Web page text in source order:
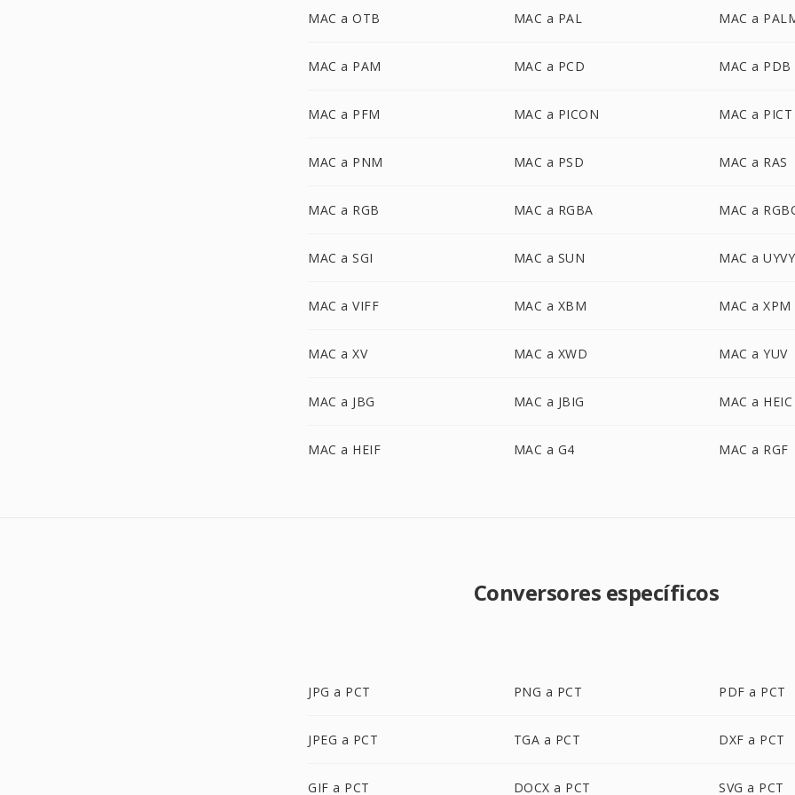
MAC a OTB MAC a PAL MAC a
MAC a PAM MAC a PCD MAC a PDB
MAC a PFM MAC a PICON MAC a PICT
MAC a PNM MAC a PSD MAC a RAS
MAC a RGB MAC a RGBA MAC a
MAC a SGI MAC a SUN MAC a UYVY
MAC a VIFF MAC a XBM MAC a XPM
MAC a XV MAC a XWD MAC a YUV
MAC a JBG MAC a JBIG MAC a HEIC
MAC a HEIF MAC a G4 MAC a RGF
Conversores específicos
JPG a PCT PNG a PCT PDF a PCT
JPEG a PCT TGA a PCT DXF a PCT
GIF a PCT DOCX a PCT SVG a PCT